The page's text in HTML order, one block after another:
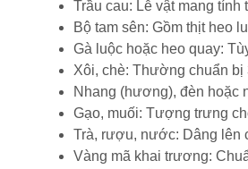
Trầu cau: Lễ vật mang tính
Bộ tam sên: Gồm thịt heo
Gà luộc hoặc heo quay:
Xôi, chè: Thường chuẩn bị
Nhang (hương), đèn hoặc
Gạo, muối: Tượng trưng
Trà, rượu, nước: Dâng lên
Vàng mã khai trương: